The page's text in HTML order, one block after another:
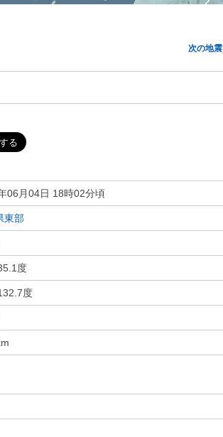
次の地震
06月04日 18時02分頃
東部
度
度